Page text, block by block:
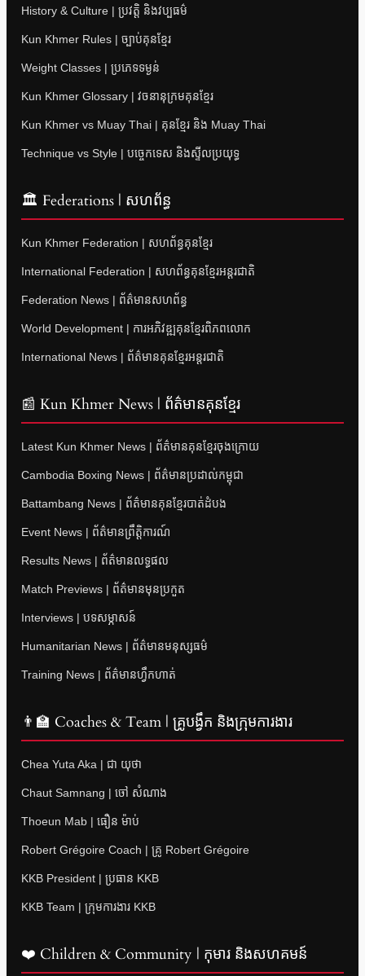
History & Culture | ប្រវត្តិ និងវប្បធម៌
Kun Khmer Rules | ច្បាប់គុនខ្មែរ
Weight Classes | ប្រភេទទម្ងន់
Kun Khmer Glossary | វចនានុក្រមគុនខ្មែរ
Kun Khmer vs Muay Thai | គុនខ្មែរ និង Muay Thai
Technique vs Style | បច្ចេកទេស និងស្ទីលប្រយុទ្ធ
🏛 Federations | សហព័ន្ធ
Kun Khmer Federation | សហព័ន្ធគុនខ្មែរ
International Federation | សហព័ន្ធគុនខ្មែរអន្តរជាតិ
Federation News | ព័ត៌មានសហព័ន្ធ
World Development | ការអភិវឌ្ឍគុនខ្មែរពិភពលោក
International News | ព័ត៌មានគុនខ្មែរអន្តរជាតិ
📰 Kun Khmer News | ព័ត៌មានគុនខ្មែរ
Latest Kun Khmer News | ព័ត៌មានគុនខ្មែរចុងក្រោយ
Cambodia Boxing News | ព័ត៌មានប្រដាល់កម្ពុជា
Battambang News | ព័ត៌មានគុនខ្មែរបាត់ដំបង
Event News | ព័ត៌មានព្រឹត្តិការណ៍
Results News | ព័ត៌មានលទ្ធផល
Match Previews | ព័ត៌មានមុនប្រកួត
Interviews | បទសម្ភាសន៍
Humanitarian News | ព័ត៌មានមនុស្សធម៌
Training News | ព័ត៌មានហ្វឹកហាត់
👨‍🏫 Coaches & Team | គ្រូបង្វឹក និងក្រុមការងារ
Chea Yuta Aka | ជា យុថា
Chaut Samnang | ចៅ សំណាង
Thoeun Mab | ធឿន ម៉ាប់
Robert Grégoire Coach | គ្រូ Robert Grégoire
KKB President | ប្រធាន KKB
KKB Team | ក្រុមការងារ KKB
❤️ Children & Community | កុមារ និងសហគមន៍